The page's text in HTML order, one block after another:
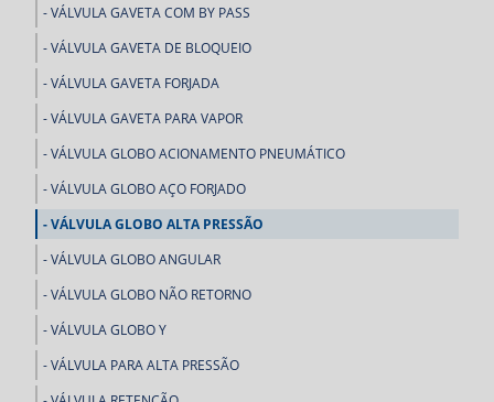
VÁLVULA GAVETA COM BY PASS
VÁLVULA GAVETA DE BLOQUEIO
VÁLVULA GAVETA FORJADA
VÁLVULA GAVETA PARA VAPOR
VÁLVULA GLOBO ACIONAMENTO PNEUMÁTICO
VÁLVULA GLOBO AÇO FORJADO
VÁLVULA GLOBO ALTA PRESSÃO
VÁLVULA GLOBO ANGULAR
VÁLVULA GLOBO NÃO RETORNO
VÁLVULA GLOBO Y
VÁLVULA PARA ALTA PRESSÃO